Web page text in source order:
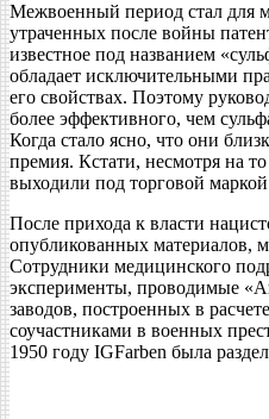
Межвоенный период стал для
утраченных после войны
известное под названием
обладает исключительными
его свойствах. Поэтому
более эффективного, чем
Когда стало ясно, что они
премия. Кстати, несмотря на
выходили под торговой
После прихода к власти
опубликованных материалов,
Сотрудники медицинского
эксперименты, проводимые
заводов, построенных в
соучастниками в военных
1950 году IGFarben была